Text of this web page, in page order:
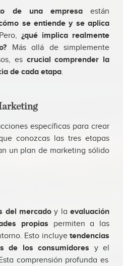
de una empresaestán
se entiende y se aplica
¿qué implica realmente
Más allá de simplemente
es crucial comprender la
de cada etapa.
específicas para crear
conozcas las tres etapas
un plan de marketing sólido
del mercado y laevaluación
propias permiten a las
Esto incluye tendencias
de los consumidores y el
comprensión profunda es